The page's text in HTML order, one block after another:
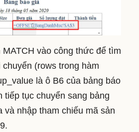
MATCH vào công thức để tìm
(rows trong hàm
là ô B6 của bảng báo
tiếp tục chuyển sang bảng
và nhập tham chiếu mã sản